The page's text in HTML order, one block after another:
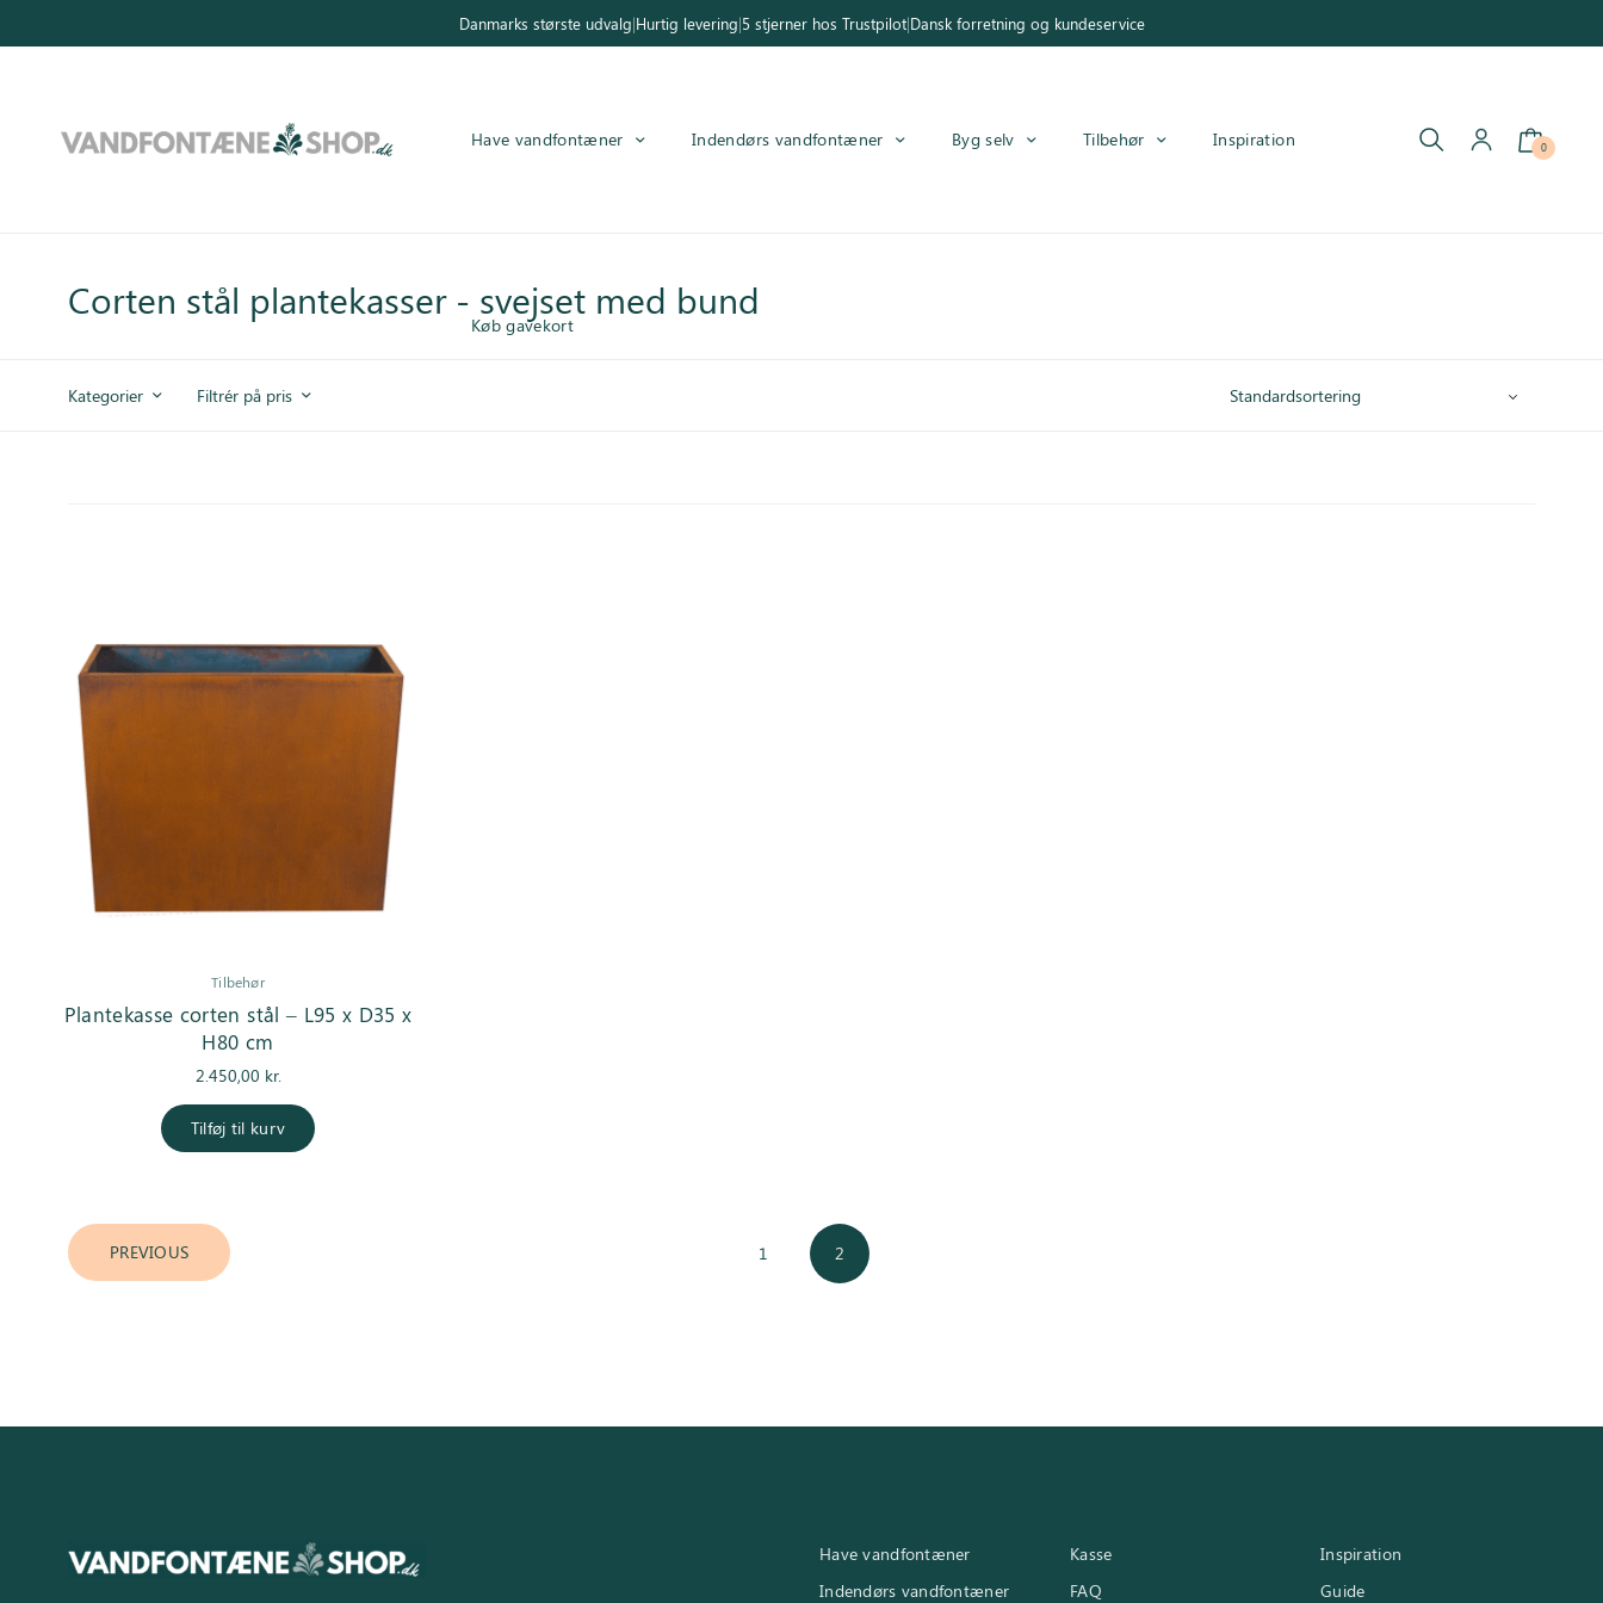
Danmarks største udvalg|Hurtig levering|5 stjerner hos Trustpilot|Dansk forretning og kundeservice
Have vandfontæner Indendørs vandfontæner Byg selv Tilbehør Inspiration
Køb gavekort
0
Corten stål plantekasser - svejset med bund
Kategorier Filtrér på pris
Tilbehør
Plantekasse corten stål – L95 x D35 x
H80 cm
2.450,00 kr.
Tilføj til kurv
PREVIOUS 1 2
Have vandfontæner
Indendørs vandfontæner
Kasse
FAQ
Inspiration
Guide
Indendørs vandfontæner
Tilbehør
Kundeservice